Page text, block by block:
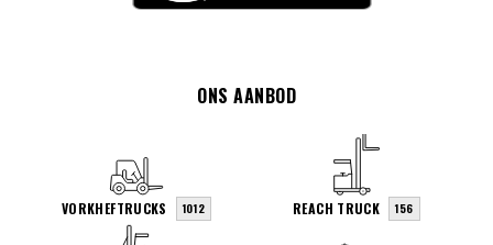
ONS AANBOD
VORKHEFTRUCKS 1012 REACH TRUCK 156